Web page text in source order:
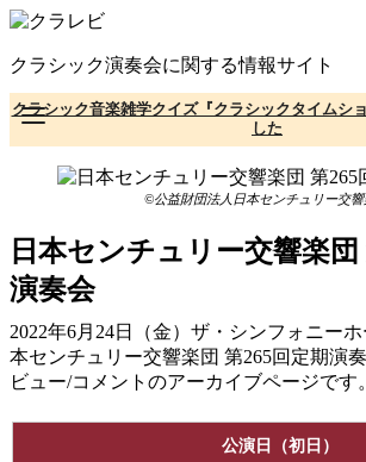
コ
テ
ン
ツ
へ
クラシック演奏会に関する情報サイト
クラシック音楽雑学クイズ『クラシックタイムシ
した
©公益財団法人日本センチュリー交響
日本センチュリー交響楽団
演奏会
2022年6月24日（金）ザ・シンフォニー
本センチュリー交響楽団 第265回定期演
ビュー/コメントのアーカイブページです。
公演日（初日）